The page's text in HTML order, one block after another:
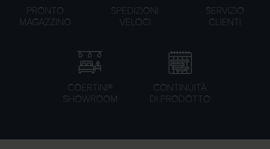
PRONTO
MAGAZZINO
SPEDIZIONI
VELOCI
SERVIZIO
CLIENTI
COERTINI®
SHOWROOM
CONTINUITÀ
DI PRODOTTO